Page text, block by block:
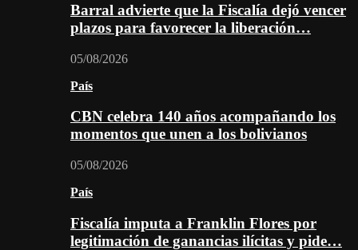
Barral advierte que la Fiscalía dejó vencer
plazos para favorecer la liberación…
05/08/2026
País
CBN celebra 140 años acompañando los
momentos que unen a los bolivianos
05/08/2026
País
Fiscalía imputa a Franklin Flores por
legitimación de ganancias ilícitas y pide…